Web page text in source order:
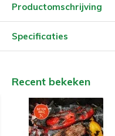
Productomschrijving
Specificaties
Recent bekeken